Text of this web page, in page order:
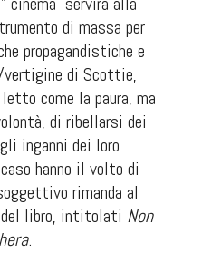
di massa per
propagandistiche e
di Scottie,
letto come la paura, ma
di ribellarsi dei
inganni dei loro
hanno il volto di
rimanda al
del libro, intitolati Non
.